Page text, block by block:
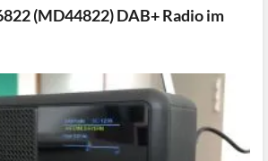
(MD44822) DAB+ Radio im